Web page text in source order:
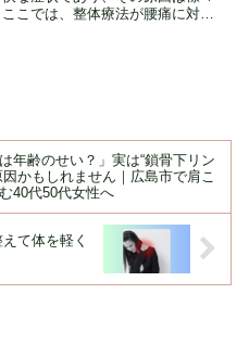
こでは、整体療法が腰痛に対し
年齢のせい？」実は“鎖骨下リン
因かもしれません｜広島市で肩こ
40代50代女性へ
て体を軽く